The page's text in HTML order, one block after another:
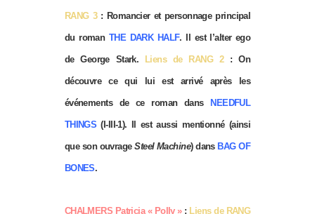
RANG 3: Romancier et personnage principal
du roman THE DARK HALF. Il est l’alter ego
de George Stark. Liens de RANG 2: On
découvre ce qui lui est arrivé après les
événements de ce roman dans NEEDFUL
THINGS(I-III-1). Il est aussi mentionné (ainsi
que son ouvrageSteel Machine) dansBAG OF
BONES.
CHALMERS Patricia « Polly » : Liens de RANG